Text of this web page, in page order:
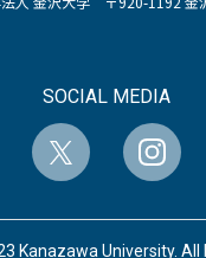
SOCIAL MEDIA
Kanazawa University. All